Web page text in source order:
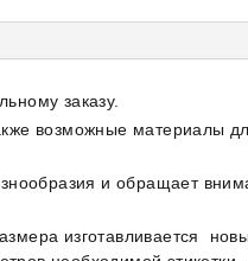
заказу.
возможные материалы
и обращает
изготавливается